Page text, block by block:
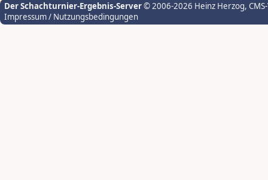
Der Schachturnier-Ergebnis-Server© 2006-2026 Heinz Herzog,
Impressum / Nutzungsbedingungen